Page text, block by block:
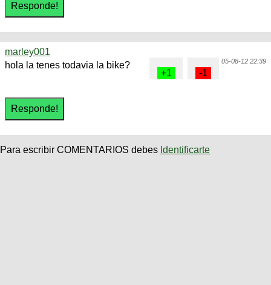
marley001
05-08-12 22:39
hola la tenes todavia la bike?
Para escribir COMENTARIOS debes Identificarte